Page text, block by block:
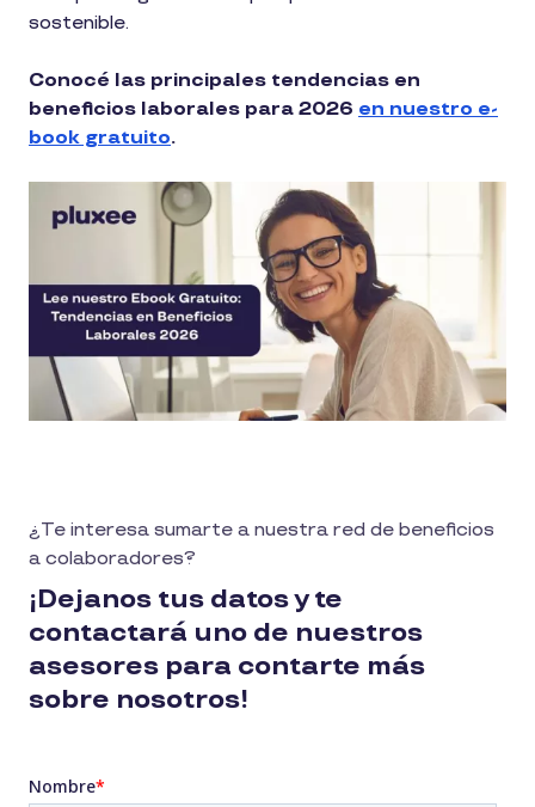
sostenible.
Conocé las principales tendencias en
beneficios laborales para 2026 en nuestro e-
book gratuito.
¿Te interesa sumarte a nuestra red de beneficios
a colaboradores?
¡Dejanos tus datos y te
contactará uno de nuestros
asesores para contarte más
sobre nosotros!